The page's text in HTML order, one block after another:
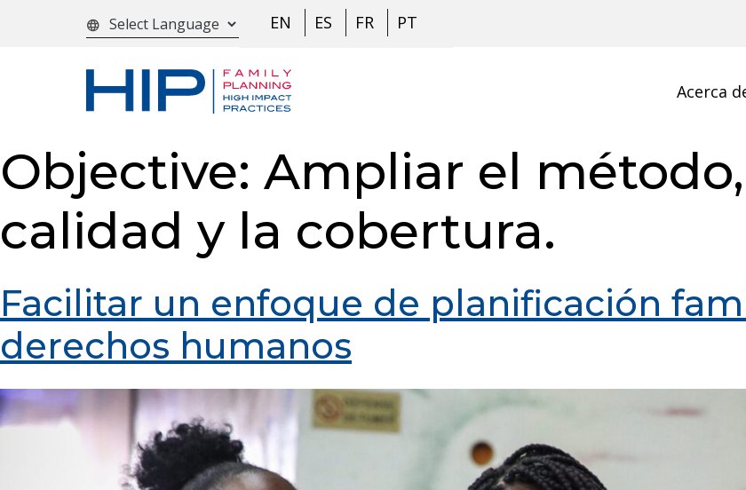
c
n
e
n
t
language EN ES FR PT
Acerca
Objective: Ampliar el
calidad y la cobertura.
Facilitar un enfoque de planificación
derechos humanos